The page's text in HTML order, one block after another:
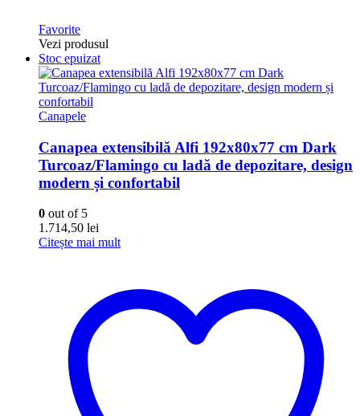
Favorite
Vezi produsul
Stoc epuizat
Canapele
Canapea extensibilă Alfi 192x80x77 cm Dark
Turcoaz/Flamingo cu ladă de depozitare, design
modern și confortabil
0 out of 5
1.714,50 lei
Citește mai mult